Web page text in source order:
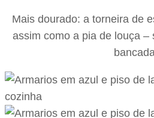
Mais dourado: a torneira de
assim como a pia de louça –
bancada